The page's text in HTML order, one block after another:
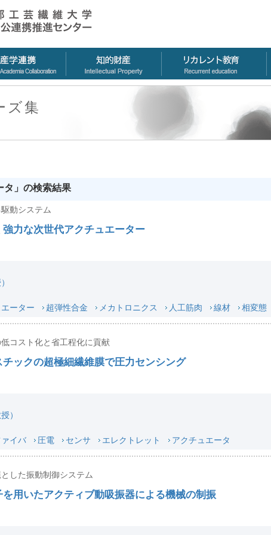
ズ集
タ」の検索結果
動システム
強力な次世代アクチュエーター
ーター
超弾性合金 メカトロニクス 人工筋肉 線材 相変態
コスト化と省工程化に貢献
チックの超極細繊維膜で圧力センシング
）
イバ
圧電 センサ エレクトレット アクチュエータ
した振動制御システム
を用いたアクティブ動吸振器による機械の制振